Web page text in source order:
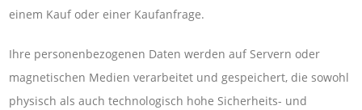
einem Kauf oder einer Kaufanfrage.
Ihre personenbezogenen Daten werden auf Servern oder
magnetischen Medien verarbeitet und gespeichert, die sowohl
physisch als auch technologisch hohe Sicherheits- und